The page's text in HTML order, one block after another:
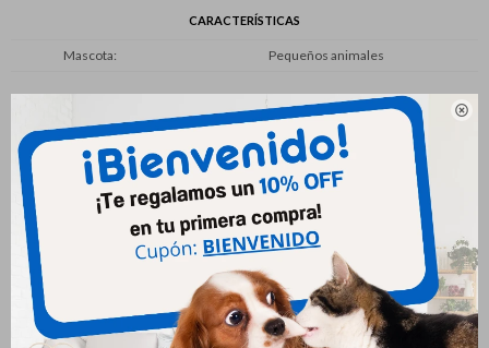

CARACTERÍSTICAS
Mascota Pequeños animales
Productos que te pueden interesar